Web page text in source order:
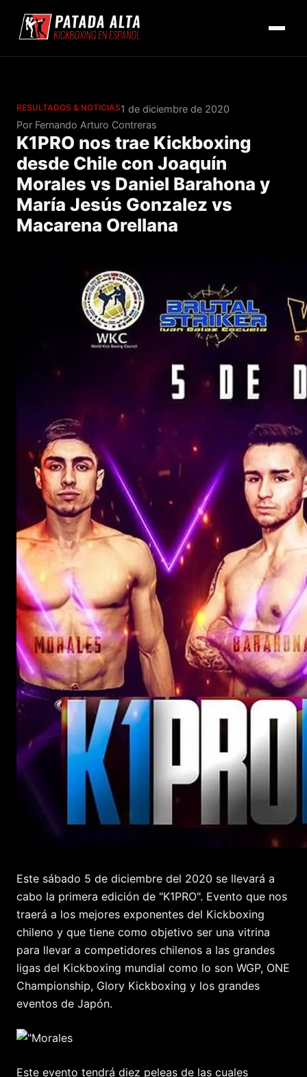
RESULTADOS & NOTICIAS1 de diciembre de 2020
Por Fernando Arturo Contreras
K1PRO nos trae Kickboxing
desde Chile con Joaquín
Morales vs Daniel Barahona y
María Jesús Gonzalez vs
Macarena Orellana
Este sábado 5 de diciembre del 2020 se llevará a
cabo la primera edición de "K1PRO". Evento que nos
traerá a los mejores exponentes del Kickboxing
chileno y que tiene como objetivo ser una vitrina
para llevar a competidores chilenos a las grandes
ligas del Kickboxing mundial como lo son WGP, ONE
Championship, Glory Kickboxing y los grandes
eventos de Japón.
Este evento tendrá diez peleas de las cuales